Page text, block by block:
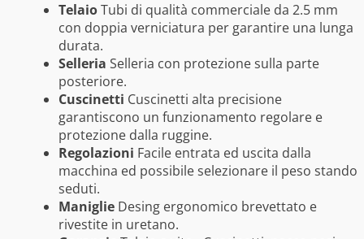
TelaioTubi di qualità commerciale da 2.5 mm
con doppia verniciatura per garantire una lunga
durata.
Selleria Selleria con protezione sulla parte
posteriore.
Cuscinetti Cuscinetti alta precisione
garantiscono un funzionamento regolare e
protezione dalla ruggine.
Regolazioni Facile entrata ed uscita dalla
macchina ed possibile selezionare il peso stando
seduti.
Maniglie Desing ergonomico brevettato e
rivestite in uretano.